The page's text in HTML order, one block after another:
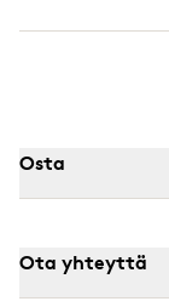
Osta
Ota yhteyttä